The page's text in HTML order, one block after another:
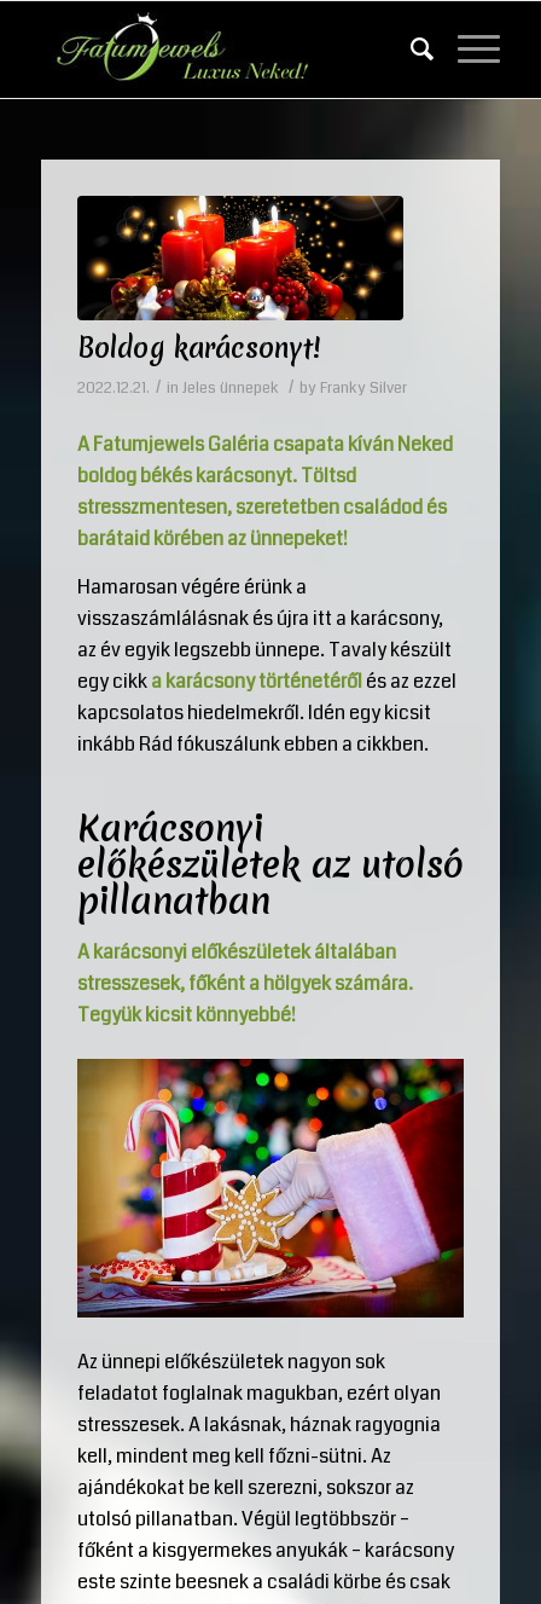
Boldog karácsonyt!
2022.12.21. / in Jeles ünnepek / by Franky Silver
A Fatumjewels Galéria csapata kíván Neked
boldog békés karácsonyt. Töltsd
stresszmentesen, szeretetben családod és
barátaid körében az ünnepeket!
Hamarosan végére érünk a
visszaszámlálásnak és újra itt a karácsony,
az év egyik legszebb ünnepe. Tavaly készült
egy cikka karácsony történetérőlés az ezzel
kapcsolatos hiedelmekről. Idén egy kicsit
inkább Rád fókuszálunk ebben a cikkben.
Karácsonyi
előkészületek az utolsó
pillanatban
A karácsonyi előkészületek általában
stresszesek, főként a hölgyek számára.
Tegyük kicsit könnyebbé!
Az ünnepi előkészületek nagyon sok
feladatot foglalnak magukban, ezért olyan
stresszesek. A lakásnak, háznak ragyognia
kell, mindent meg kell főzni-sütni. Az
ajándékokat be kell szerezni, sokszor az
utolsó pillanatban. Végül legtöbbször –
főként a kisgyermekes anyukák – karácsony
este szinte beesnek a családi körbe és csak